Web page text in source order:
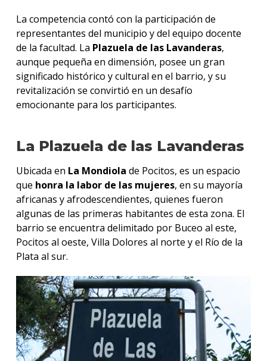
La competencia contó con la participación de
representantes del municipio y del equipo docente
de la facultad. La Plazuela de las Lavanderas,
aunque pequeña en dimensión, posee un gran
significado histórico y cultural en el barrio, y su
revitalización se convirtió en un desafío
emocionante para los participantes.
La Plazuela de las Lavanderas
Ubicada en La Mondiola de Pocitos, es un espacio
que honra la labor de las mujeres, en su mayoría
africanas y afrodescendientes, quienes fueron
algunas de las primeras habitantes de esta zona. El
barrio se encuentra delimitado por Buceo al este,
Pocitos al oeste, Villa Dolores al norte y el Río de la
Plata al sur.